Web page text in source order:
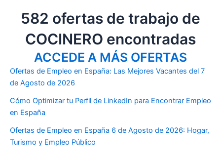
582 ofertas de trabajo de
COCINERO encontradas
ACCEDE A MÁS OFERTAS
Ofertas de Empleo en España: Las Mejores Vacantes del 7
de Agosto de 2026
Cómo Optimizar tu Perfil de LinkedIn para Encontrar Empleo
en España
Ofertas de Empleo en España 6 de Agosto de 2026: Hogar,
Turismo y Empleo Público